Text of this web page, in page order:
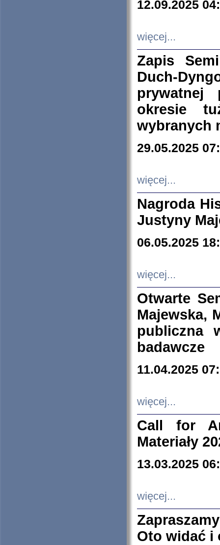
12.09.2025
więcej...
Zapis
Duch-
prywatnej
okresie
wybranych
29.05.2025
więcej...
Nagroda
Justyny
06.05.2025
więcej...
Otwarte
Majewska,
publiczna
badawcze
11.04.2025
więcej...
Call for
Materiały
13.03.2025
więcej...
Oto widać i